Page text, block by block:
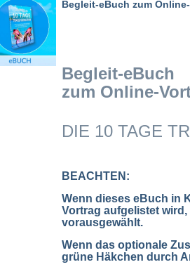
Begleit-eBuch zum
Begleit-eBuch
zum Online-
DIE 10 TAGE
BEACHTEN:
Wenn dieses eBuch in
Vortrag aufgelistet
vorausgewählt.
Wenn das optionale
grüne Häkchen durch